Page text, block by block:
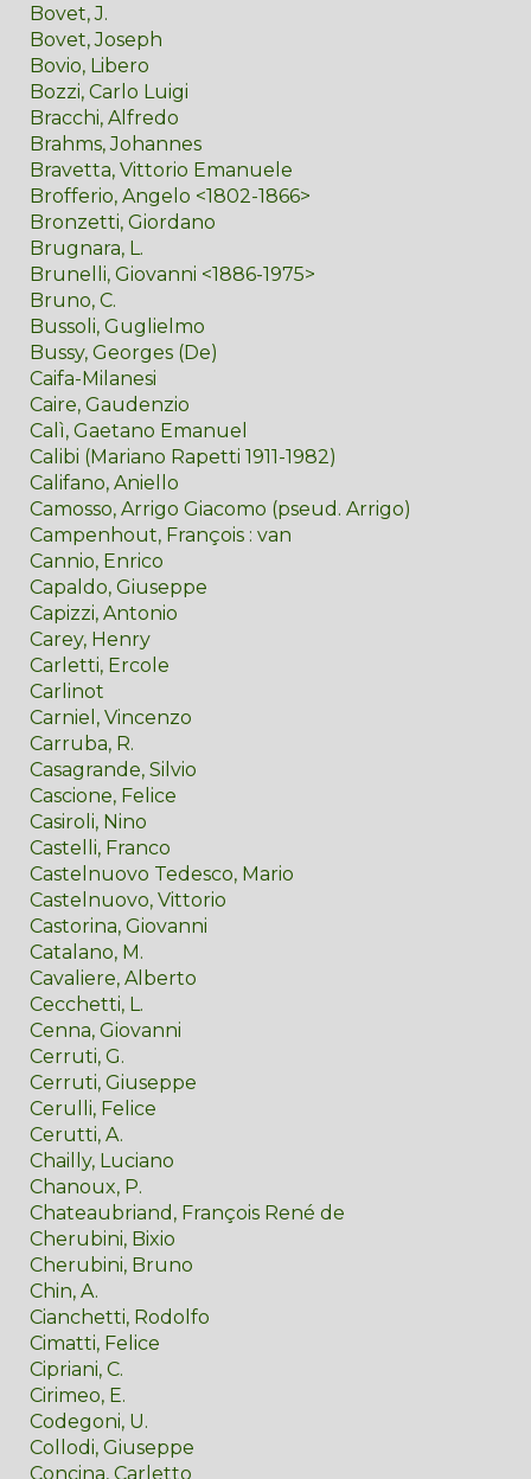
Bovet, J.
Bovet, Joseph
Bovio, Libero
Bozzi, Carlo Luigi
Bracchi, Alfredo
Brahms, Johannes
Bravetta, Vittorio Emanuele
Brofferio, Angelo <1802-1866>
Bronzetti, Giordano
Brugnara, L.
Brunelli, Giovanni <1886-1975>
Bruno, C.
Bussoli, Guglielmo
Bussy, Georges (De)
Caifa-Milanesi
Caire, Gaudenzio
Calì, Gaetano Emanuel
Calibi (Mariano Rapetti 1911-1982)
Califano, Aniello
Camosso, Arrigo Giacomo (pseud. Arrigo)
Campenhout, François : van
Cannio, Enrico
Capaldo, Giuseppe
Capizzi, Antonio
Carey, Henry
Carletti, Ercole
Carlinot
Carniel, Vincenzo
Carruba, R.
Casagrande, Silvio
Cascione, Felice
Casiroli, Nino
Castelli, Franco
Castelnuovo Tedesco, Mario
Castelnuovo, Vittorio
Castorina, Giovanni
Catalano, M.
Cavaliere, Alberto
Cecchetti, L.
Cenna, Giovanni
Cerruti, G.
Cerruti, Giuseppe
Cerulli, Felice
Cerutti, A.
Chailly, Luciano
Chanoux, P.
Chateaubriand, François René de
Cherubini, Bixio
Cherubini, Bruno
Chin, A.
Cianchetti, Rodolfo
Cimatti, Felice
Cipriani, C.
Cirimeo, E.
Codegoni, U.
Collodi, Giuseppe
Concina, Carletto